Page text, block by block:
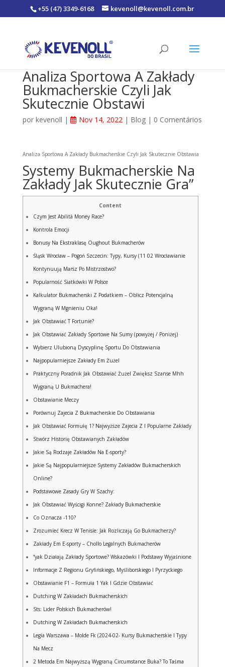
+55 (47) 3349-6168 kevenoll@kevenoll.com.br
Analiza Sportowa A Zakłady
Bukmacherskie Czyli Jak
Skutecznie Obstawi
por kevenoll | Nov 14, 2022| Blog| 0 Comentários
Analiza Sportowa A Zakłady Bukmacherskie Czyli Jak Skutecznie Obstawia
Systemy Bukmacherskie Na
Zakłady Jak Skutecznie Gra”
Content
Czym Jest Abilità Money Race?
Kontrola Emocji
Bonusy Na Ekstraklasę Oughout Bukmacherów
Śląsk Wrocław – Pogoń Szczecin: Typy, Kursy (11 02 Wrocławianie
Kontynuują Marsz Po Mistrzostwo?
Popularność Siatkówki W Polsce
Kalkulator Bukmacherski Z Podatkiem – Oblicz Potencjalną
Wygraną W Mgnieniu Oka!
Jak Obstawiać T Fortunie?
Jak Obstawiać Zakłady Sportowe Na Sumy (powyżej / Poniżej)
Wybierz Ulubioną Dyscyplinę Sportu Do Obstawiania
Najpopularniejsze Zakłady Em Żużel
Praktyczny Poradnik Jak Obstawiać Żużel Zwiększ Szanse Mhh
Wygraną U Bukmachera!
Obstawianie Meczy
Porównuj Zajecia Z Bukmacherskie Do Obstawiania
Jak Obstawiać Formułę 1? Najwyższe Zajecia Z I Popularne Zakłady
Stwórz Historię Obstawianych Zakładów
Jakie Są Rodzaje Zakładów Na E-sporty?
Jakie Są Najpopularniejsze Systemy Zakładów Bukmacherskich
Online?
Podstawowe Zasady Gry W Szachy:
Jak Obstawiać Wyścigi Konne? Zakłady Bukmacherskie
Co Oznacza -110?
Zrozumieć Krecz W Tenisie: Jak Rozliczają Go Bukmacherzy?
Zakłady Em E-sporty – Chollo Legalnych Bukmacherów
“yak Działają Zakłady Sportowe? Wskazówki I Podstawy Wyjaśnione
Informacje Z Regionu Gryfińskiego, Myśliborskiego I Pyrzyckiego
Obstawianie F1 – Formuła 1 Yak I Gdzie Obstawiać
Dutching W Zakładach Bukmacherskich
Sts: Lider Polskich Bukmacherów!
Dutching W Zakładach Bukmacherskich
Legia Warszawa – Molde Fk (2024-02- Kursy Bukmacherskie I Typy
Na Mecz
2 Metoda Em Najwyższą Wygraną Circumstance Buka? To Taśma